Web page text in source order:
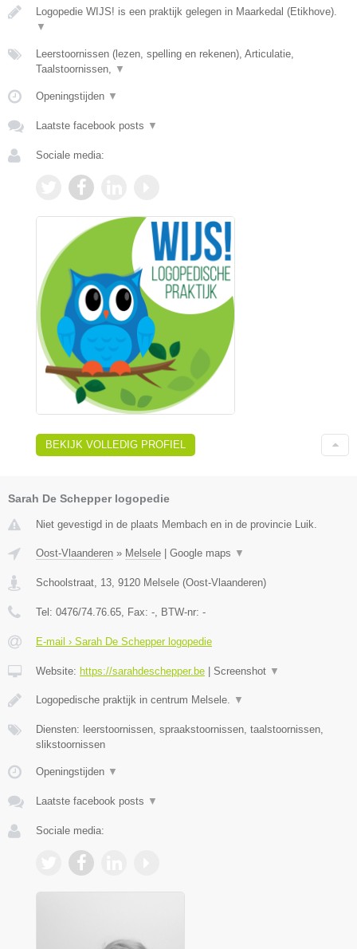
Logopedie WIJS! is een praktijk gelegen in Maarkedal (Etikhove).
▼
Leerstoornissen (lezen, spelling en rekenen), Articulatie,
Taalstoornissen, ▼
Openingstijden ▼
Laatste facebook posts ▼
Sociale media:
BEKIJK VOLLEDIG PROFIEL
Sarah De Schepper logopedie
Niet gevestigd in de plaats Membach en in de provincie Luik.
Oost-Vlaanderen » Melsele Google maps ▼
Schoolstraat, 13, 9120 Melsele (Oost-Vlaanderen)
Tel: 0476/74.76.65, Fax: -, BTW-nr: -
E-mail › Sarah De Schepper logopedie
Website: https://sarahdeschepper.be Screenshot ▼
Logopedische praktijk in centrum Melsele. ▼
Diensten: leerstoornissen, spraakstoornissen, taalstoornissen,
slikstoornissen
Openingstijden ▼
Laatste facebook posts ▼
Sociale media: